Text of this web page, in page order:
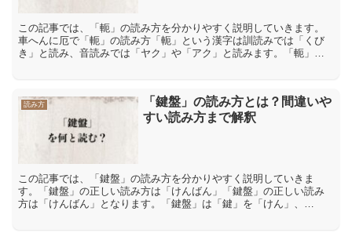
この記事では、「軛」の読み方を分かりやすく説明していきます。
車へんに厄で「軛」の読み方「軛」という漢字は訓読みでは「くび
き」と読み、音読みでは「ヤク」や「アク」と読みます。「軛」の
読み方
「鍵盤」の読み方とは？間違いや
すい読み方まで解釈
この記事では、「鍵盤」の読み方を分かりやすく説明していきま
す。「鍵盤」の正しい読み方は「けんばん」「鍵盤」の正しい読み
方は「けんばん」となります。「鍵盤」は「鍵」を「けん」、